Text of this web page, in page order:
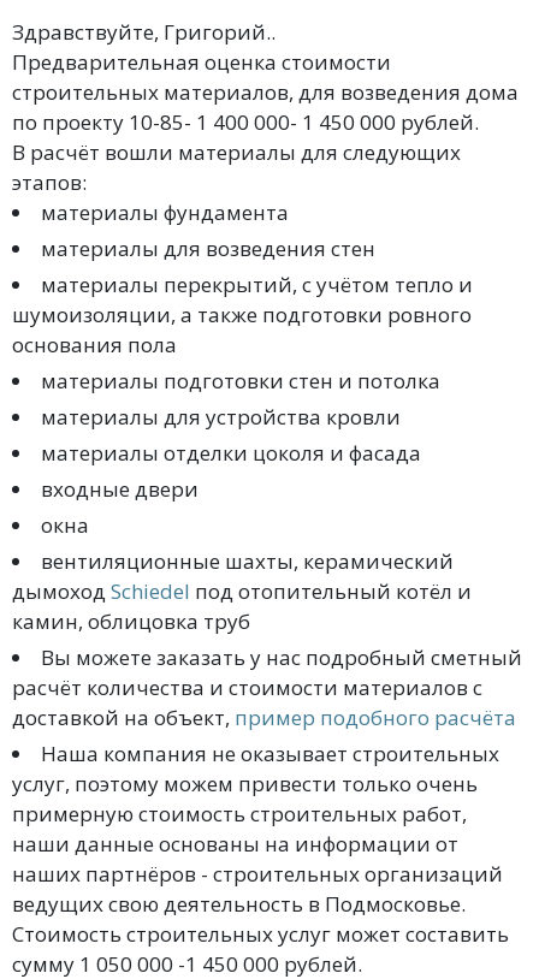
Здравствуйте, Григорий..
Предварительная оценка стоимости
строительных материалов, для возведения дома
по проекту 10-85- 1 400 000- 1 450 000 рублей.
В расчёт вошли материалы для следующих
этапов:
материалы фундамента
материалы для возведения стен
материалы перекрытий, с учётом тепло и
шумоизоляции, а также подготовки ровного
основания пола
материалы подготовки стен и потолка
материалы для устройства кровли
материалы отделки цоколя и фасада
входные двери
окна
вентиляционные шахты, керамический
дымоходSchiedel под отопительный котёл и
камин, облицовка труб
Вы можете заказать у нас подробный сметный
расчёт количества и стоимости материалов с
доставкой на объект, пример подобного расчёта
Наша компания не оказывает строительных
услуг, поэтому можем привести только очень
примерную стоимость строительных работ,
наши данные основаны на информации от
наших партнёров - строительных организаций
ведущих свою деятельность в Подмосковье.
Стоимость строительных услуг может составить
сумму 1 050 000 -1 450 000 рублей.